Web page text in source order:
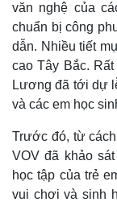
văn nghệ của
chuẩn bị công
dẫn. Nhiều tiết
cao Tây Bắc.
Lương đã tới dự
và các em học
Trước đó, từ
VOV đã khảo
học tập của trẻ
vui chơi và sinh